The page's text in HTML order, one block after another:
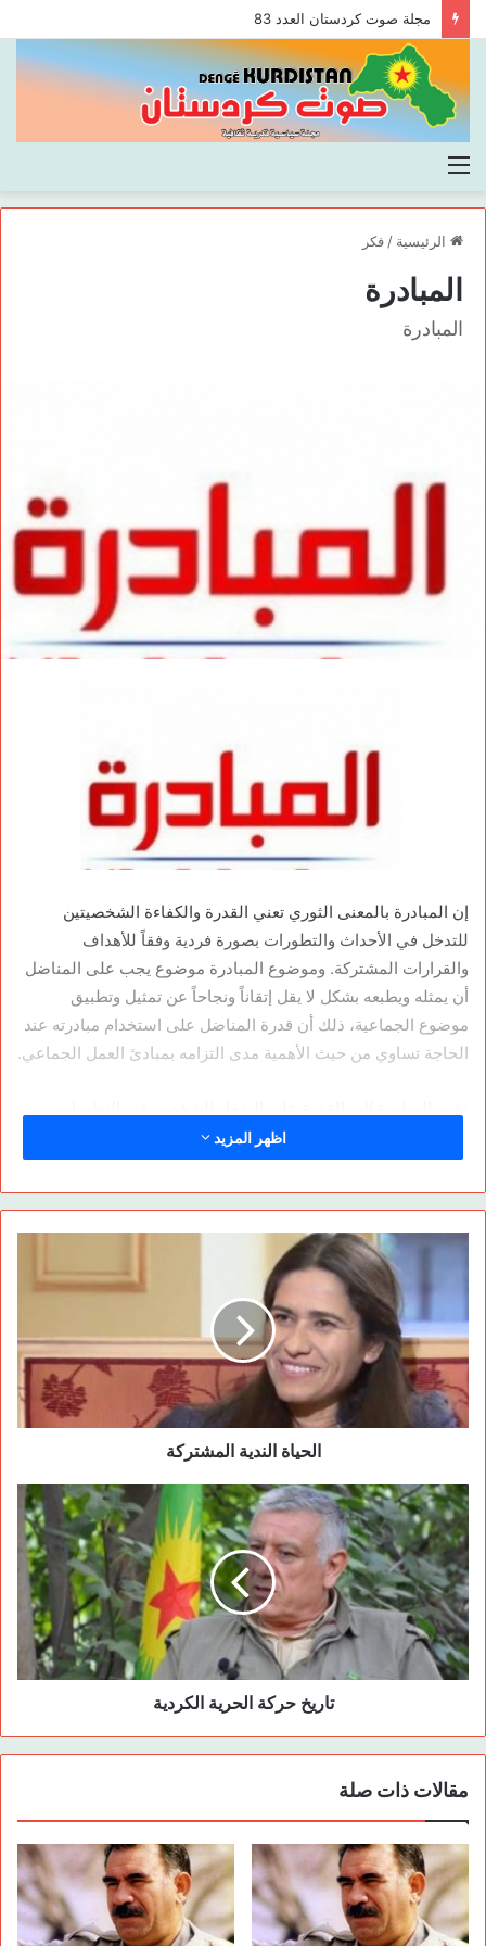
مجلة صوت كردستان العدد 83
القائمة
الرئيسية / فكر
المبادرة
المبادرة
إن المبادرة بالمعنى الثوري تعني القدرة والكفاءة الشخصيتين
للتدخل في الأحداث والتطورات بصورة فردية وفقاً للأهداف
والقرارات المشتركة. وموضوع المبادرة موضوع يجب على المناضل
أن يمثله ويطبعه بشكل لا يقل إتقاناً ونجاحاً عن تمثيل وتطبيق
موضوع الجماعية، ذلك أن قدرة المناضل على استخدام مبادرته عند
الحاجة تساوي من حيث الأهمية مدى التزامه بمبادئ العمل الجماعي.
والأحداث. غير أن هناك فرقاً بين مبادرة وأخرى، فهناك مبادرة مفيدة
تساهم في دفع التطورات إلى الأمام وأخرى، وبالمقابل، لا تجدي
شيئاً بل وتسد الطريق أمام التطورات وبالتالي تكون ضارة. من
الايجابية المفيدة، أن المبادرة الثورية تنطوي على تدخل شخص لا
يؤثر سلباً على الطاقة الجماعية وعلى وحدة التنظيم ويكون منسجماً
مع مبادئ التنظيم وقراراته في الأحداث بأنسب الأشكال وأفضلها.
وبهذا المعنى نستطيع أن نقول أن المبادرة لا تكتسب معنى ايجابياً إلا
إذا كانت منسجمة مع الإرادة الجماعية للتنظيم ولا تكون عملية مفيدة
إلا إذا توفر لهذا الشرط. تركز المبادرة على هدف استكمال الجماعة
وتجسيدها في الواقع الملموس. وعنصرا الجماعية والمبادرة
مترابطان ارتباطاً وثيقاً ويكملان أحدهما الآخر. على المناضل الذي
كما يجب على المناضل ذي القدرة المتطورة على المبادرة أن يبقى
ملتزماً بمبدأ الجماعية. إن انقطاع هذه الصلة الحية بين الجماعية
والمبادرة تؤدي إلى جر الفرد إما إلى المفاهيم »اليمينية « أو
»اليسارية « فالجماعة التي لا تنطوي على المبادرة تولد المفاهيم
»اليمينية « وتؤدي إلى ظهور أشخاص كسالى إلى أبعد الحدود
عاجزين عن اختيار طريقتهم، مسحوقين تحت تطورات الأحداث،
ومقابل ذلك، تؤدي المبادرة التي لا تنطوي في أعماقها على الروح
الجماعية إلى إنجاب المفاهيم »اليسارية « فتبرز أفراداً لا يعترفون
يعني أنه من الضروري فهم العلاقة القائمة بين المبادرة والجماعية
فهماً عميقاً وإبداء كل منهما في اللحظة المناسبة لضمان عدم
يعيش مجتمعنا وضعاً سلبياً عميقاً فيما يتعلق بالمبادرة شأنه شأن
وضعه بالنسبة لموضوع الجماعية. فقد جرى تحويل المجتمع إلى ما
يشبه كائن دون مبادرة على الإطلاق. عدم قيام الأفراد بخلق وحدة
اظهر المزيد
الحياة الندية المشتركة
تاريخ حركة الحرية الكردية
مقالات ذات صلة